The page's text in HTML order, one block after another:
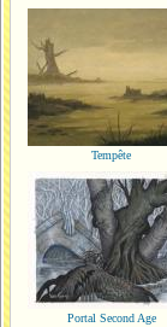
Tempête
Portal Second Age